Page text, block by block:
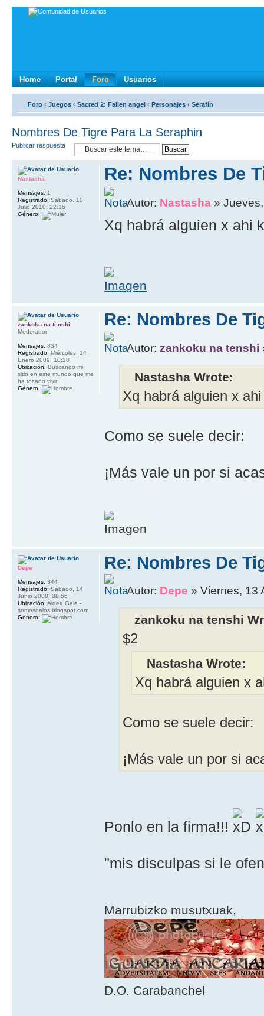
Home Portal Foro Usuarios
Foro ‹ Juegos ‹ Sacred 2: Fallen angel ‹ Personajes ‹ Serafín
Nombres De Tigre Para La Seraphin
Publicar respuesta
Re: Nombres De
Autor: Nastasha »
Xq habrá alguien x ahi
Nastasha
Mensajes: 1
Registrado: Sábado, 10
Julio 2010, 22:16
Género:
Re: Nombres De
Autor:zankoku na tenshi
Nastasha Wrote:
Xq habrá alguien x
Como se suele decir:
¡Más vale un por si
zankoku na tenshi
Moderador
Mensajes: 834
Registrado: Miércoles, 14
Enero 2009, 10:28
Ubicación: Buscando mi
sitio en este mundo que me
ha tocado vivir
Género:
Re: Nombres De
Autor: Depe » Viernes, 13
zankoku na tenshi
$2
Nastasha Wrote:
Xq habrá alguien x
Como se suele decir:
¡Más vale un por si
Ponlo en la firma!!!
"mis disculpas si le
Marrubizko musutxuak,
D.O. Carabanchel
Depe
Mensajes: 344
Registrado: Sábado, 14
Junio 2008, 08:56
Ubicación: Aldea Gala -
somosgalos.blogspot.com
Género: